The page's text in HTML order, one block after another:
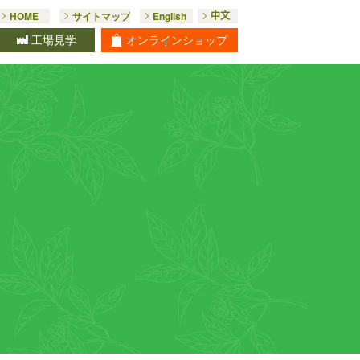
HOME サイトマップ English 中文
工場見学 オンラインショップ